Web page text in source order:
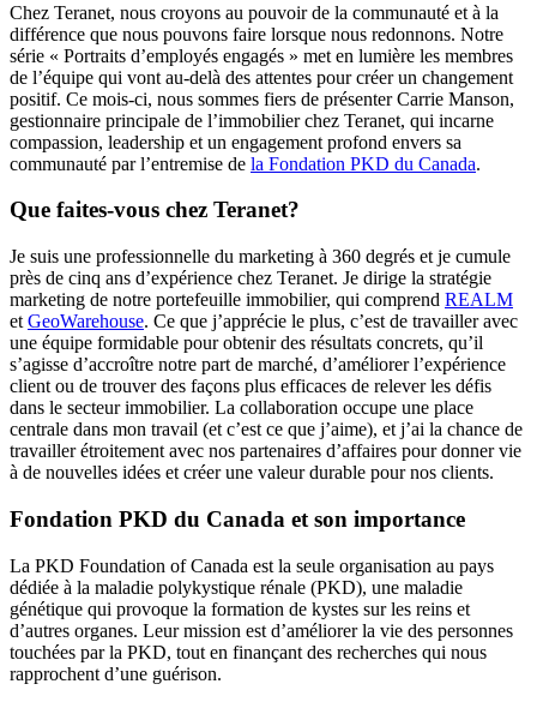
Chez Teranet, nous croyons au pouvoir de la communauté et à la
différence que nous pouvons faire lorsque nous redonnons. Notre
série « Portraits d’employés engagés » met en lumière les membres
de l’équipe qui vont au-delà des attentes pour créer un changement
positif. Ce mois-ci, nous sommes fiers de présenter Carrie Manson,
gestionnaire principale de l’immobilier chez Teranet, qui incarne
compassion, leadership et un engagement profond envers sa
communauté par l’entremise de la Fondation PKD du Canada.
Que faites-vous chez Teranet?
Je suis une professionnelle du marketing à 360 degrés et je cumule
près de cinq ans d’expérience chez Teranet. Je dirige la stratégie
marketing de notre portefeuille immobilier, qui comprend REALM
et GeoWarehouse. Ce que j’apprécie le plus, c’est de travailler avec
une équipe formidable pour obtenir des résultats concrets, qu’il
s’agisse d’accroître notre part de marché, d’améliorer l’expérience
client ou de trouver des façons plus efficaces de relever les défis
dans le secteur immobilier. La collaboration occupe une place
centrale dans mon travail (et c’est ce que j’aime), et j’ai la chance de
travailler étroitement avec nos partenaires d’affaires pour donner vie
à de nouvelles idées et créer une valeur durable pour nos clients.
Fondation PKD du Canada et son importance
La PKD Foundation of Canada est la seule organisation au pays
dédiée à la maladie polykystique rénale (PKD), une maladie
génétique qui provoque la formation de kystes sur les reins et
d’autres organes. Leur mission est d’améliorer la vie des personnes
touchées par la PKD, tout en finançant des recherches qui nous
rapprochent d’une guérison.